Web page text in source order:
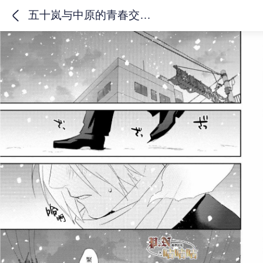
五十岚与中原的青春交叉口